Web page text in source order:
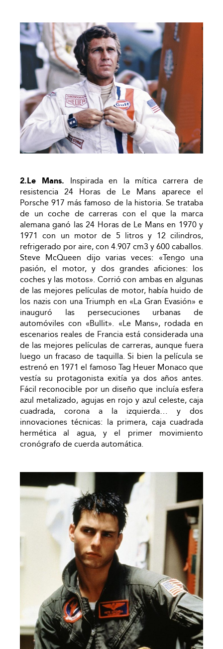
2.Le Mans. Inspirada en la mítica carrera de
resistencia 24 Horas de Le Mans aparece el
Porsche 917 más famoso de la historia. Se trataba
de un coche de carreras con el que la marca
alemana ganó las 24 Horas de Le Mans en 1970 y
1971 con un motor de 5 litros y 12 cilindros,
refrigerado por aire, con 4.907 cm3 y 600 caballos.
Steve McQueen dijo varias veces: «Tengo una
pasión, el motor, y dos grandes aficiones: los
coches y las motos». Corrió con ambas en algunas
de las mejores películas de motor, había huido de
los nazis con una Triumph en «La Gran Evasión» e
inauguró las persecuciones urbanas de
automóviles con «Bullit». «Le Mans», rodada en
escenarios reales de Francia está considerada una
de las mejores películas de carreras, aunque fuera
luego un fracaso de taquilla. Si bien la película se
estrenó en 1971 el famoso Tag Heuer Monaco que
vestía su protagonista exitía ya dos años antes.
Fácil reconocible por un diseño que incluía esfera
azul metalizado, agujas en rojo y azul celeste, caja
cuadrada, corona a la izquierda… y dos
innovaciones técnicas: la primera, caja cuadrada
hermética al agua, y el primer movimiento
cronógrafo de cuerda automática.